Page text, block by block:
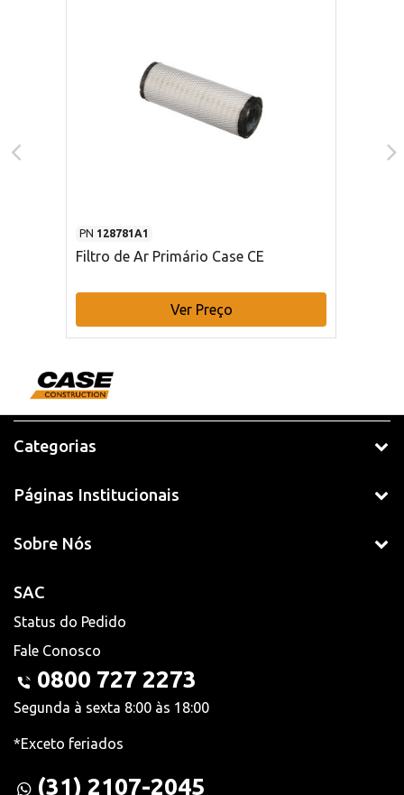
PN 128781A1
Filtro de Ar Primário Case CE
Ver Preço
Categorias
Páginas Institucionais
Sobre Nós
SAC
Status do Pedido
Fale Conosco
0800 727 2273
Segunda à sexta 8:00 às 18:00
*Exceto feriados
(31) 2107-2045